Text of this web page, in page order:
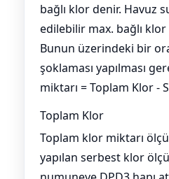
bağlı klor denir. Havuz
edilebilir max. bağlı klor
Bunun üzerindeki bir
şoklaması yapılması
miktarı = Toplam Klor -
Toplam Klor
Toplam klor miktarı
yapılan serbest klor